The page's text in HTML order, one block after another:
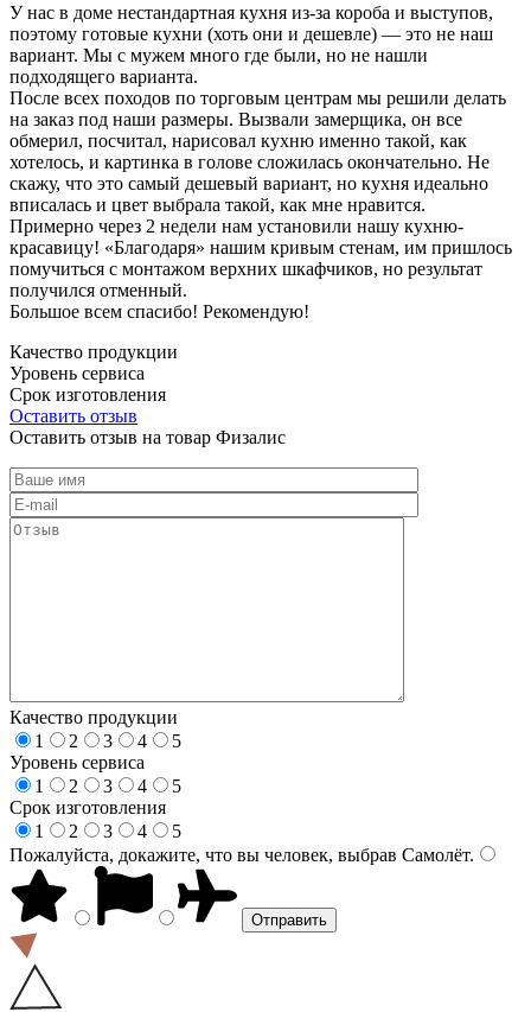
У нас в доме нестандартная кухня из-за короба и выступов,
поэтому готовые кухни (хоть они и дешевле) — это не наш
вариант. Мы с мужем много где были, но не нашли
подходящего варианта.
После всех походов по торговым центрам мы решили делать
на заказ под наши размеры. Вызвали замерщика, он все
обмерил, посчитал, нарисовал кухню именно такой, как
хотелось, и картинка в голове сложилась окончательно. Не
скажу, что это самый дешевый вариант, но кухня идеально
вписалась и цвет выбрала такой, как мне нравится.
Примерно через 2 недели нам установили нашу кухню-
красавицу! «Благодаря» нашим кривым стенам, им пришлось
помучиться с монтажом верхних шкафчиков, но результат
получился отменный.
Большое всем спасибо! Рекомендую!
Качество продукции
Уровень сервиса
Срок изготовления
Оставить отзыв
Оставить отзыв на товар Физалис
Качество продукции
1
2 3 4
5
Уровень сервиса
1
2 3 4
5
Срок изготовления
1
2 3 4
5
Пожалуйста, докажите, что вы человек, выбрав Самолёт.